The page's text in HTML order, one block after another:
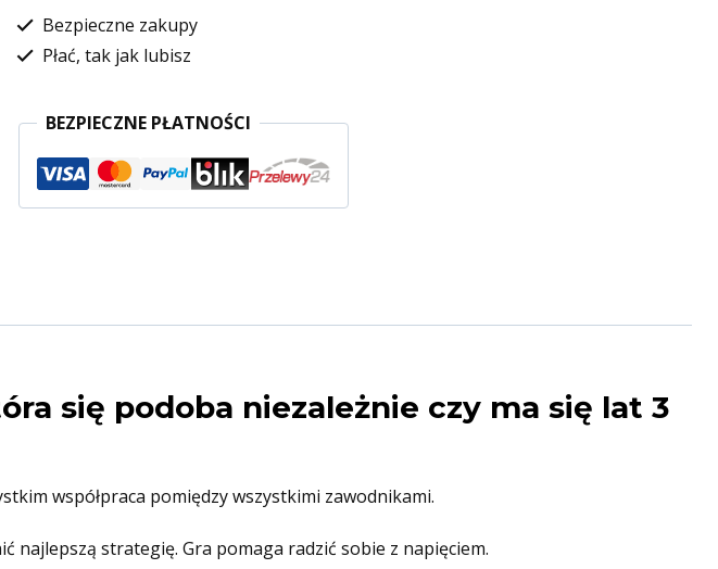
Save
the
Uratuj
Kotka
Bezpieczne zakupy
Płać, tak jak lubisz
BEZPIECZNE PŁATNOŚCI
się podoba niezależnie czy ma się lat 3
współpraca pomiędzy wszystkimi zawodnikami.
najlepszą strategię. Gra pomaga radzić sobie z napięciem.